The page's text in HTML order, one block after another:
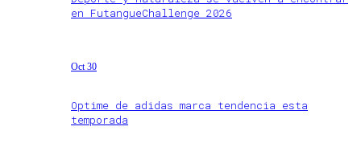
en FutangueChallenge 2026
Oct 30
Optime de adidas marca tendencia esta
temporada